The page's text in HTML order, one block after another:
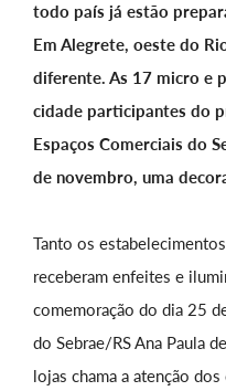
todo país já estão
Em Alegrete, oeste do
diferente. As 17 micro e
cidade participantes do
Espaços Comerciais do
de novembro, uma
Tanto os
receberam enfeites e
comemoração do dia 25
do Sebrae/RS Ana Paula
lojas chama a atenção